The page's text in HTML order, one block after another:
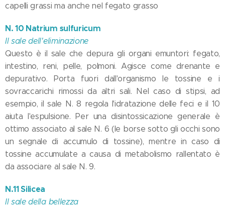
capelli grassi ma anche nel fegato grasso
N. 10 Natrium sulfuricum
Il sale dell'eliminazione
Questo è il sale che depura gli organi emuntori: fegato,
intestino, reni, pelle, polmoni. Agisce come drenante e
depurativo. Porta fuori dall'organismo le tossine e i
sovraccarichi rimossi da altri sali. Nel caso di stipsi, ad
esempio, il sale N. 8 regola l'idratazione delle feci e il 10
aiuta l'espulsione. Per una disintossicazione generale è
ottimo associato al sale N. 6 (le borse sotto gli occhi sono
un segnale di accumulo di tossine), mentre in caso di
tossine accumulate a causa di metabolismo rallentato è
da associare al sale N. 9.
N.11 Silicea
Il sale della bellezza